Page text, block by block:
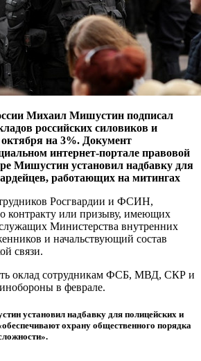
Михаил Мишустин подписал
российских силовиков и
на 3%. Документ
интернет-портале правовой
Мишустин установил надбавку для
работающих на митингах
Росгвардии и ФСИН,
контракту или призыву, имеющих
Министерства внутренних
и начальствующий состав
связи.
оклад сотрудникам ФСБ, МВД, СКР и
в феврале.
установил надбавку для полицейских и
охрану общественного порядка